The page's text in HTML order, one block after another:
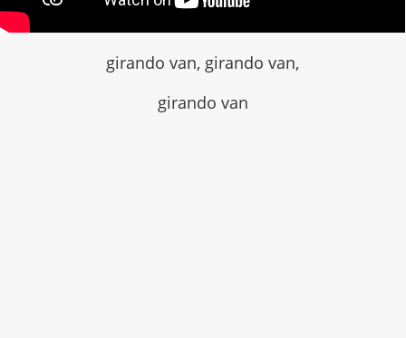
girando van, girando van,
girando van